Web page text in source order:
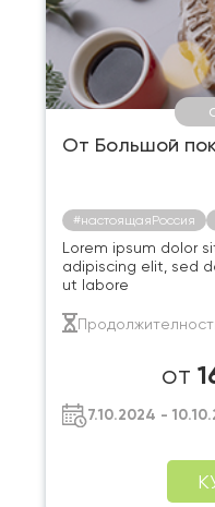
От Большой
#настоящаяРоссия
Lorem ipsum dolor
adipiscing elit, sed
ut labore
от
7.10.2024 -